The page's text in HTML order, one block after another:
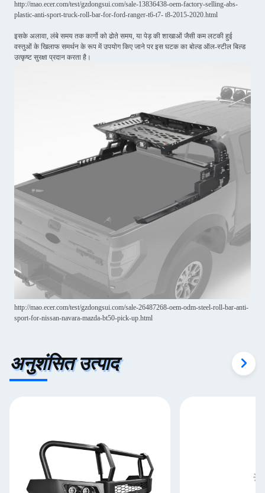
http://mao.ecer.com/test/gzdongsui.com/sale-13836438-oem-factory-selling-abs-
plastic-anti-sport-truck-roll-bar-for-ford-ranger-t6-t7- t8-2015-2020.html
इसके अलावा, लंबे समय तक कार्गो को ढोते समय, या पेड़ की शाखाओं जैसी कम लटकी हुई
वस्तुओं के खिलाफ समर्थन के रूप में उपयोग किए जाने पर इस घटक का बोल्ड ऑल-स्टील बिल्ड
उत्कृष्ट सुरक्षा प्रदान करता है।
http://mao.ecer.com/test/gzdongsui.com/sale-26487268-oem-odm-steel-roll-bar-anti-
sport-for-nissan-navara-mazda-bt50-pick-up.html
अनुशंसित उत्पाद